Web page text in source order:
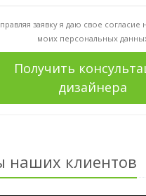
заявку я даю свое согласие
моих персональных
Получить
дизайнера
наших клиентов